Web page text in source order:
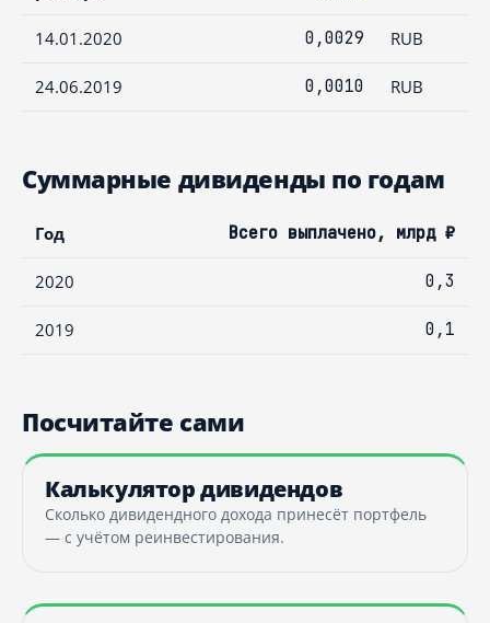
14.01.2020 0,0029 RUB
24.06.2019 0,0010 RUB
Суммарные дивиденды по годам
Год Всего выплачено, млрд ₽
2020 0,3
2019 0,1
Посчитайте сами
Калькулятор дивидендов
Сколько дивидендного дохода принесёт портфель
— с учётом реинвестирования.